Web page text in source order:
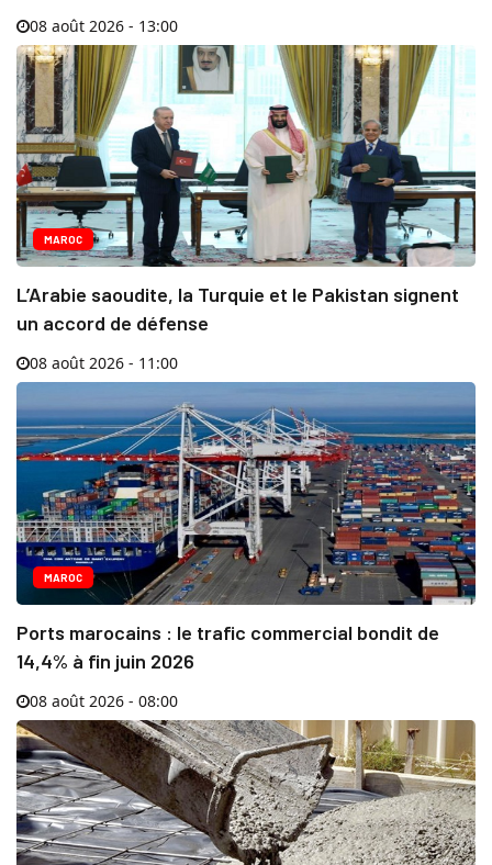
08 août 2026 - 13:00
MAROC
L’Arabie saoudite, la Turquie et le Pakistan signent
un accord de défense
08 août 2026 - 11:00
MAROC
Ports marocains : le trafic commercial bondit de
14,4% à fin juin 2026
08 août 2026 - 08:00